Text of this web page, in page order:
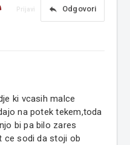
reply Odgovori
Prijavi
ki vcasih malce
na potek tekem,toda
bi pa bilo zares
ce sodi da stoji ob